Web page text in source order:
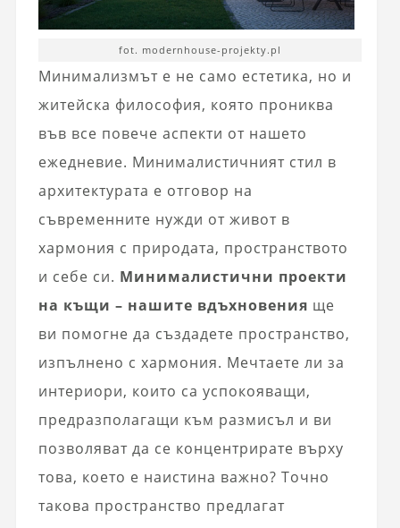
fot. modernhouse-projekty.pl
Минимализмът е не само естетика, но и
житейска философия, която прониква
във все повече аспекти от нашето
ежедневие. Минималистичният стил в
архитектурата е отговор на
съвременните нужди от живот в
хармония с природата, пространството
и себе си. Минималистични проекти
на къщи – нашите вдъхновения ще
ви помогне да създадете пространство,
изпълнено с хармония. Мечтаете ли за
интериори, които са успокояващи,
предразполагащи към размисъл и ви
позволяват да се концентрирате върху
това, което е наистина важно? Точно
такова пространство предлагат